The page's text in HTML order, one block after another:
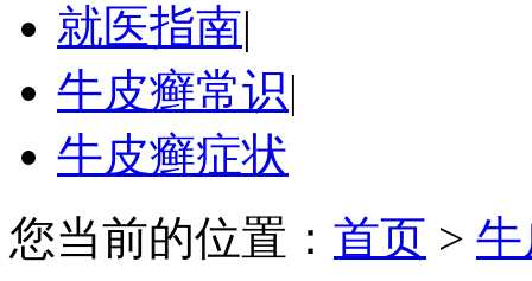
就医指南|
牛皮癣常识|
牛皮癣症状
您当前的位置： 首页 >